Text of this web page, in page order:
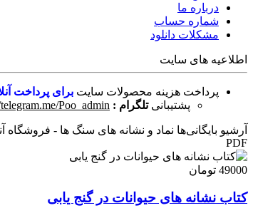
درباره ما
شماره حساب
مشکلات دانلود
اطلاعیه های سایت
پرداخت هزینه محصولات سایت برای پرداخت
پشتیبانی تلگرام : Poo_admin
آرشیو بایگانی‌ها نماد و نشانه های سنگ ها - فروشگاه
PDF
49000 تومان
کتاب نشانه های حیوانات در گنج یابی